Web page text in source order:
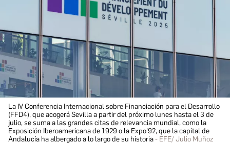
La IV Conferencia Internacional sobre Financiación para el Desarrollo
(FFD4), que acogerá Sevilla a partir del próximo lunes hasta el 3 de
julio, se suma a las grandes citas de relevancia mundial, como la
Exposición Iberoamericana de 1929 o la Expo'92, que la capital de
Andalucía ha albergado a lo largo de su historia
EFE/ Julio Muñoz